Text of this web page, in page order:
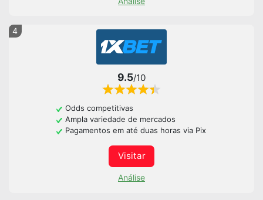
4
9.5/10
Odds competitivas
Ampla variedade de mercados
Pagamentos em até duas horas via Pix
Visitar
Análise